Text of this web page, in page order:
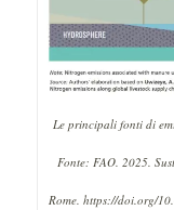
Le principali fonti di
Fonte: FAO. 2025.
Rome. https://doi.org/